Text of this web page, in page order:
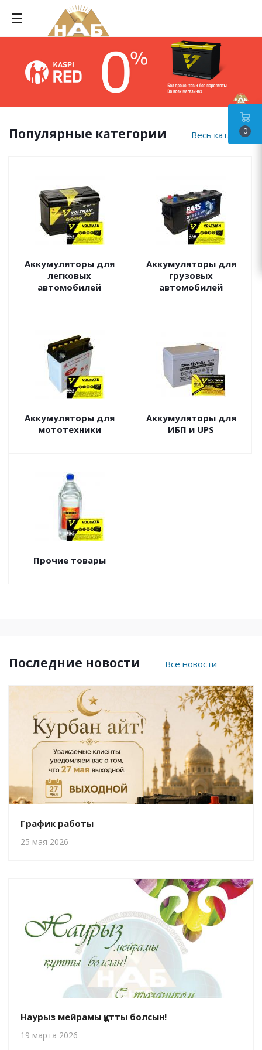
Популярные категории Весь каталог
Аккумуляторы для
легковых
автомобилей
Аккумуляторы для
грузовых
автомобилей
Аккумуляторы для
мототехники
Аккумуляторы для
ИБП и UPS
Прочие товары
Последние новости Все новости
График работы
25 мая 2026
Наурыз мейрамы құтты болсын!
19 марта 2026
0